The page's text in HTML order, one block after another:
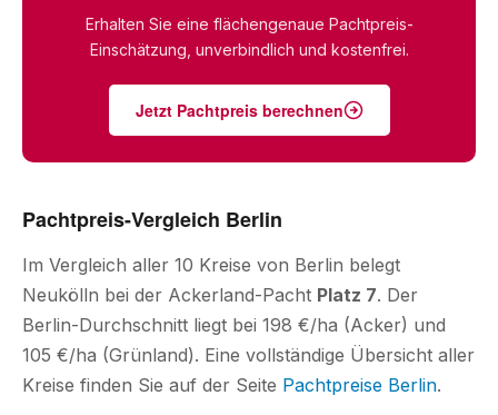
Erhalten Sie eine flächengenaue Pachtpreis-
Einschätzung, unverbindlich und kostenfrei.
Jetzt Pachtpreis berechnen
Pachtpreis-Vergleich Berlin
Im Vergleich aller 10 Kreise von Berlin belegt
Neukölln bei der Ackerland-Pacht Platz 7. Der
Berlin-Durchschnitt liegt bei 198 €/ha (Acker) und
105 €/ha (Grünland). Eine vollständige Übersicht aller
Kreise finden Sie auf der Seite Pachtpreise Berlin.